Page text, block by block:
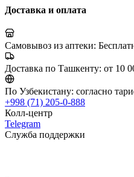
Доставка и оплата
Самовывоз из аптеки:
Доставка по Ташкенту: от 10
По Узбекистану: согласно
+998 (71) 205-0-888
Колл-центр
Telegram
Служба поддержки